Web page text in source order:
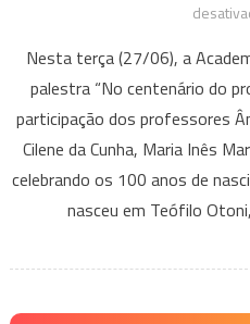
Nesta terça (27/06), a
palestra “No centenário do
participação dos professores
Cilene da Cunha, Maria Inês
celebrando os 100 anos de
nasceu em Teófilo